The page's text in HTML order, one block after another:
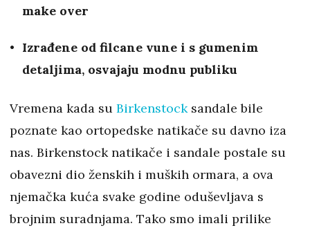
make over
Izrađene od filcane vune i s gumenim
detaljima, osvajaju modnu publiku
Vremena kada su Birkenstocksandale bile
poznate kao ortopedske natikače su davno iza
nas. Birkenstock natikače i sandale postale su
obavezni dio ženskih i muških ormara, a ova
njemačka kuća svake godine oduševljava s
brojnim suradnjama. Tako smo imali prilike